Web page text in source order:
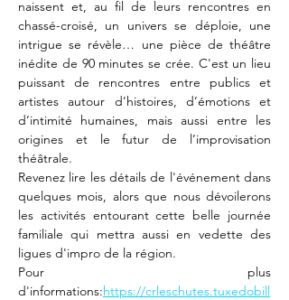
naissent et, au fil de leurs rencontres en
chassé-croisé, un univers se déploie, une
intrigue se révèle… une pièce de théâtre
inédite de 90 minutes se crée. C'est un lieu
puissant de rencontres entre publics et
artistes autour d’histoires, d’émotions et
d’intimité humaines, mais aussi entre les
origines et le futur de l’improvisation
théâtrale.
Revenez lire les détails de l'événement dans
quelques mois, alors que nous dévoilerons
les activités entourant cette belle journée
familiale qui mettra aussi en vedette des
ligues d'impro de la région.
Pour plus
d'informations:https://crleschutes.tuxedobill